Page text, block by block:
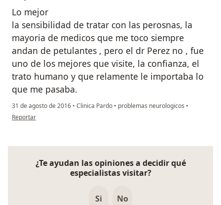
Lo mejor
la sensibilidad de tratar con las perosnas, la
mayoria de medicos que me toco siempre
andan de petulantes , pero el dr Perez no , fue
uno de los mejores que visite, la confianza, el
trato humano y que relamente le importaba lo
que me pasaba.
31 de agosto de 2016 • Clinica Pardo • problemas neurologicos •
en opinión del usuario paciente anónimo
Reportar
¿Te ayudan las opiniones a decidir qué
especialistas visitar?
Si No